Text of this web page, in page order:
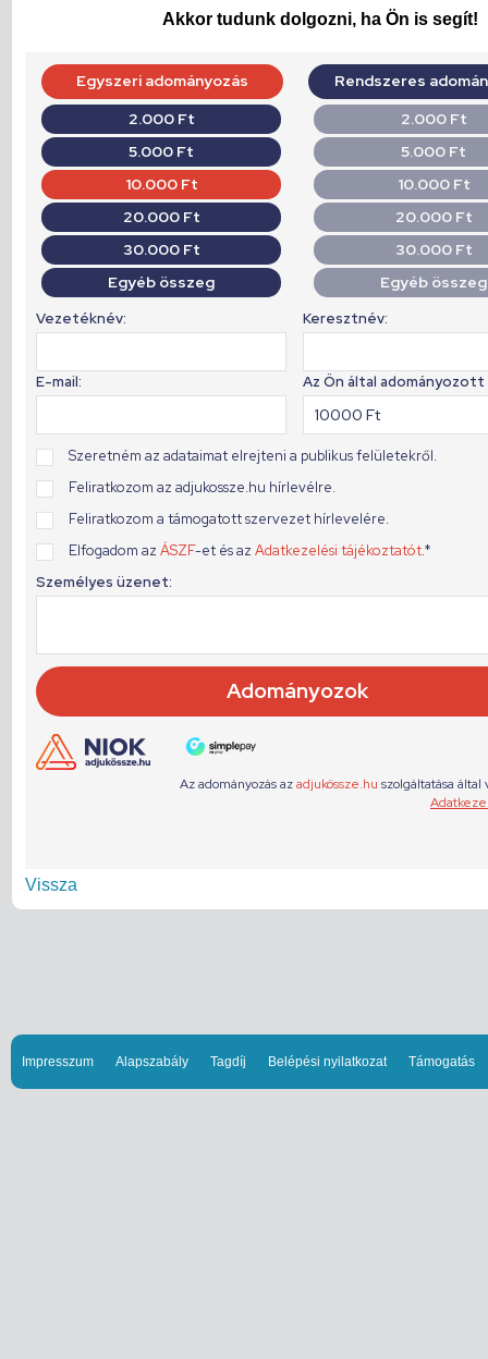
Akkor tudunk dolgozni, ha Ön is segít!
Vissza
Impresszum Alapszabály Tagdíj Belépési nyilatkozat Támogatás